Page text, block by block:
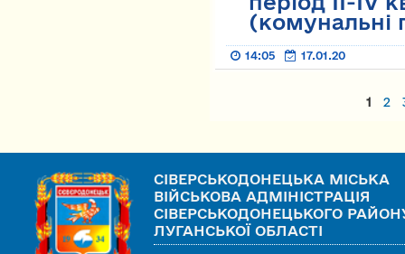
(комунальні
14:05 17.01.20
1 2
СІВЕРСЬКОДОНЕЦЬКА МІСЬКА
ВІЙСЬКОВА АДМІНІСТРАЦІЯ
СІВЕРСЬКОДОНЕЦЬКОГО
ЛУГАНСЬКОЇ ОБЛАСТІ